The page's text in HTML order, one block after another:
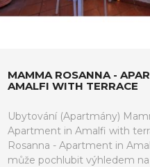
MAMMA ROSANNA -
AMALFI WITH TERRACE
Ubytování (Apartmány)
Apartment in Amalfi with
Rosanna - Apartment in
může pochlubit výhledem